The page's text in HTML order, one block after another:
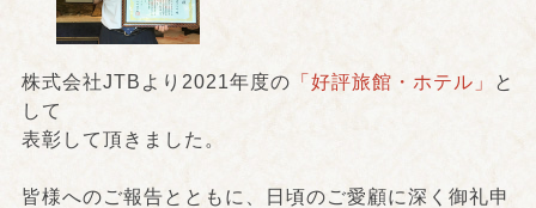
株式会社JTBより2021年度の 「好評旅館・ホテル」
と
して
表彰して頂きました。
皆様へのご報告とともに、日頃のご愛顧に深く御礼申